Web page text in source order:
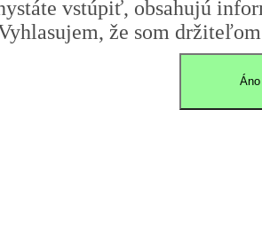
vstúpiť, obsahujú
že som
Áno